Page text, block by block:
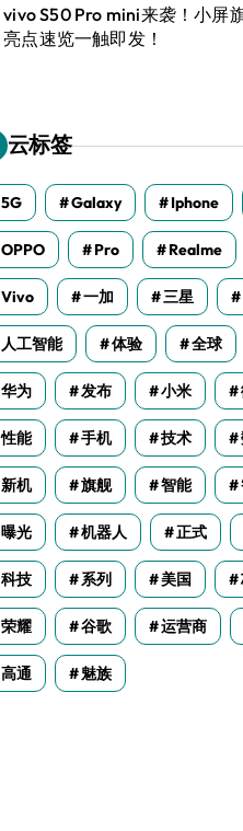
vivo S50 Pro mini来袭！小屏
亮点速览一触即发！
云标签
5G Galaxy Iphone
OPPO Pro Realme
Vivo 一加 三星
人工智能 体验 全球
华为 发布 小米
性能 手机 技术
新机 旗舰 智能
曝光 机器人 正式
科技 系列 美国
荣耀 谷歌 运营商
高通 魅族